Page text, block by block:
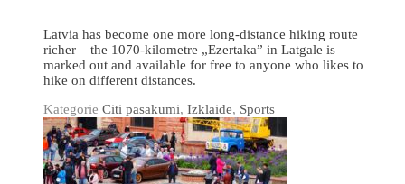
Latvia has become one more long-distance hiking route
richer – the 1070-kilometre „Ezertaka” in Latgale is
marked out and available for free to anyone who likes to
hike on different distances.
Kategorie Citi pasākumi, Izklaide, Sports